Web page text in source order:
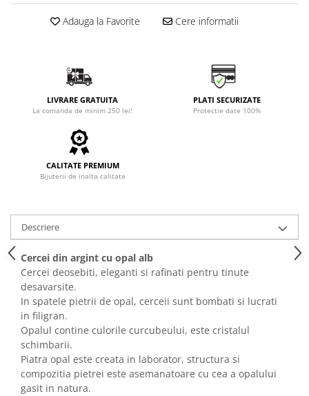
Adauga la Favorite Cere informatii
LIVRARE GRATUITA
La comanda de minim 250 lei!
PLATI SECURIZATE
Protectie date 100%
CALITATE PREMIUM
Bijuterii de inalta calitate
Descriere
Cercei din argint cu opal alb
Cercei deosebiti, eleganti si rafinati pentru tinute
desavarsite.
In spatele pietrii de opal, cerceii sunt bombati si lucrati
in filigran.
Opalul contine culorile curcubeului, este cristalul
schimbarii.
Piatra opal este creata in laborator, structura si
compozitia pietrei este asemanatoare cu cea a opalului
gasit in natura.